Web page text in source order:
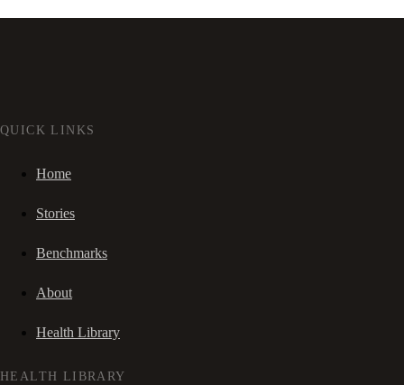
QUICK LINKS
Home
Stories
Benchmarks
About
Health Library
HEALTH LIBRARY